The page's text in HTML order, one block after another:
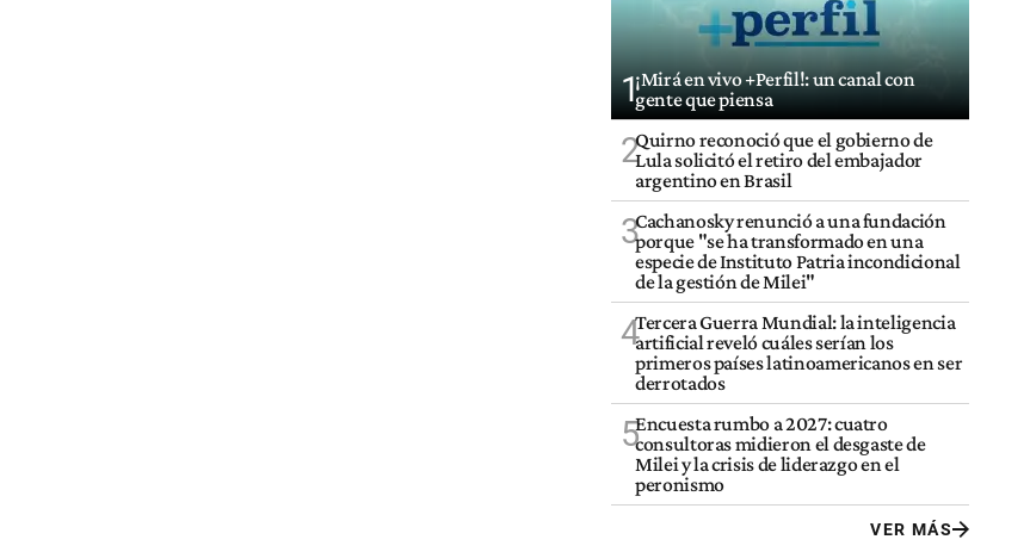
1¡Mirá en vivo +Perfil!: un canal con
gente que piensa
2Quirno reconoció que el gobierno de
Lula solicitó el retiro del embajador
argentino en Brasil
3Cachanosky renunció a una fundación
porque "se ha transformado en una
especie de Instituto Patria incondicional
de la gestión de Milei"
4Tercera Guerra Mundial: la inteligencia
artificial reveló cuáles serían los
primeros países latinoamericanos en ser
derrotados
5Encuesta rumbo a 2027: cuatro
consultoras midieron el desgaste de
Milei y la crisis de liderazgo en el
peronismo
VER MÁS